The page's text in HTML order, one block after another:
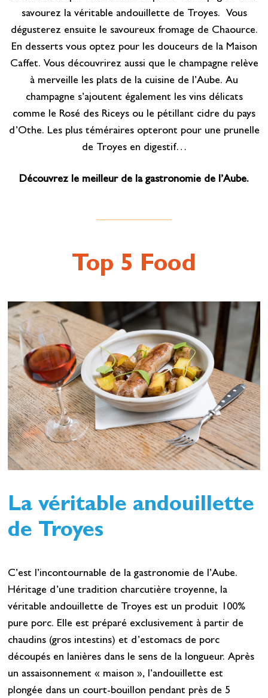
savourez la véritable andouillette de Troyes. Vous
dégusterez ensuite le savoureux fromage de Chaource.
En desserts vous optez pour les douceurs de la Maison
Caffet. Vous découvrirez aussi que le champagne relève
à merveille les plats de la cuisine de l’Aube. Au
champagne s’ajoutent également les vins délicats
comme le Rosé des Riceys ou le pétillant cidre du pays
d’Othe. Les plus téméraires opteront pour une prunelle
de Troyes en digestif…
Découvrez le meilleur de la gastronomie de l’Aube.
Top 5 Food
La véritable andouillette
de Troyes
C’est l’incontournable de la gastronomie de l’Aube.
Héritage d’une tradition charcutière troyenne, la
véritable andouillette de Troyes est un produit 100%
pure porc. Elle est préparé exclusivement à partir de
chaudins (gros intestins) et d’estomacs de porc
découpés en lanières dans le sens de la longueur. Après
un assaisonnement « maison », l’andouillette est
plongée dans un court-bouillon pendant près de 5